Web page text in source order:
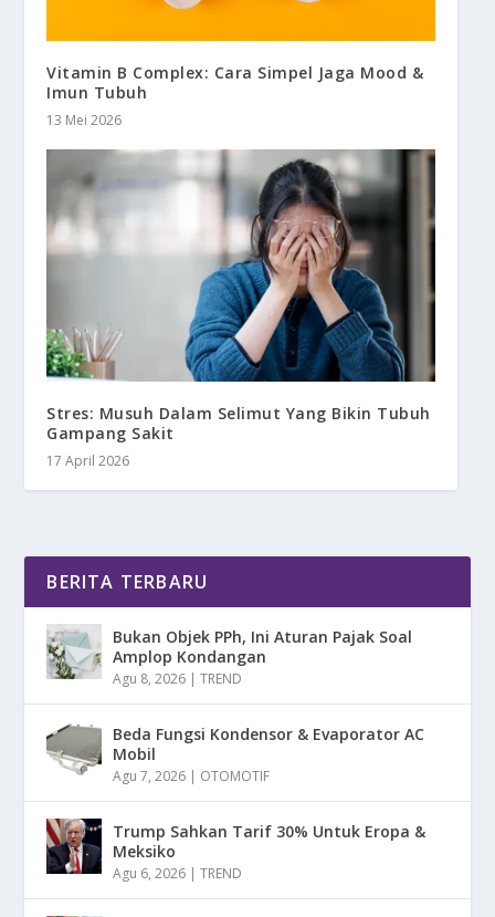
Vitamin B Complex: Cara Simpel Jaga Mood &
Imun Tubuh
13 Mei 2026
Stres: Musuh Dalam Selimut Yang Bikin Tubuh
Gampang Sakit
17 April 2026
BERITA TERBARU
Bukan Objek PPh, Ini Aturan Pajak Soal
Amplop Kondangan
Agu 8, 2026 |TREND
Beda Fungsi Kondensor & Evaporator AC
Mobil
Agu 7, 2026 OTOMOTIF
Trump Sahkan Tarif 30% Untuk Eropa &
Meksiko
Agu 6, 2026 |TREND